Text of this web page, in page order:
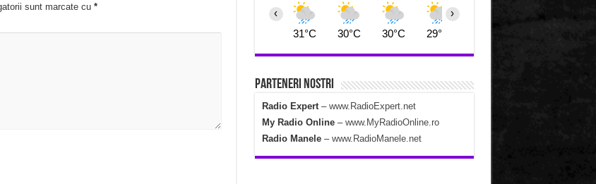
sunt marcate cu *
31°C 30°C 30°C 29°C
‹ ›
Parteneri Nostri
Radio Expert– www.RadioExpert.net
My Radio Online– www.MyRadioOnline.ro
Radio Manele – www.RadioManele.net